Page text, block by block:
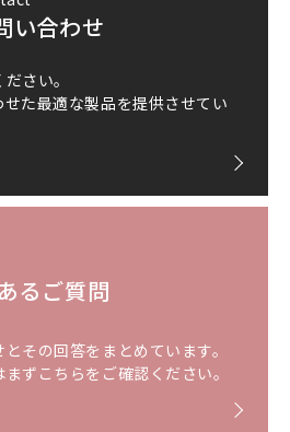
い合わせ
さい。
た最適な製品を提供させてい
るご質問
その回答をまとめています。
ずこちらをご確認ください。